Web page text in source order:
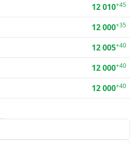
12 010+45
12 000+35
12 005+40
12 000+40
12 000+40